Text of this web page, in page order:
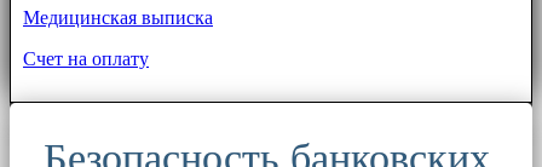
Медицинская выписка
Счет на оплату
Безопасность банковских